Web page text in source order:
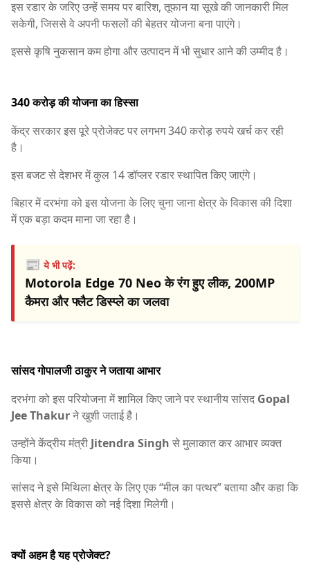
इस रडार के जरिए उन्हें समय पर बारिश, तूफान या सूखे की जानकारी मिल
सकेगी, जिससे वे अपनी फसलों की बेहतर योजना बना पाएंगे।
इससे कृषि नुकसान कम होगा और उत्पादन में भी सुधार आने की उम्मीद है।
340 करोड़ की योजना का हिस्सा
केंद्र सरकार इस पूरे प्रोजेक्ट पर लगभग 340 करोड़ रुपये खर्च कर रही
है।
इस बजट से देशभर में कुल 14 डॉप्लर रडार स्थापित किए जाएंगे।
बिहार में दरभंगा को इस योजना के लिए चुना जाना क्षेत्र के विकास की दिशा
में एक बड़ा कदम माना जा रहा है।
📰ये भी पढ़ें:
Motorola Edge 70 Neo के रंग हुए लीक, 200MP
कैमरा और फ्लैट डिस्प्ले का जलवा
सांसद गोपालजी ठाकुर ने जताया आभार
दरभंगा को इस परियोजना में शामिल किए जाने पर स्थानीय सांसद Gopal
Jee Thakurने खुशी जताई है।
उन्होंने केंद्रीय मंत्री Jitendra Singh से मुलाकात कर आभार व्यक्त
किया।
सांसद ने इसे मिथिला क्षेत्र के लिए एक “मील का पत्थर” बताया और कहा कि
इससे क्षेत्र के विकास को नई दिशा मिलेगी।
क्यों अहम है यह प्रोजेक्ट?